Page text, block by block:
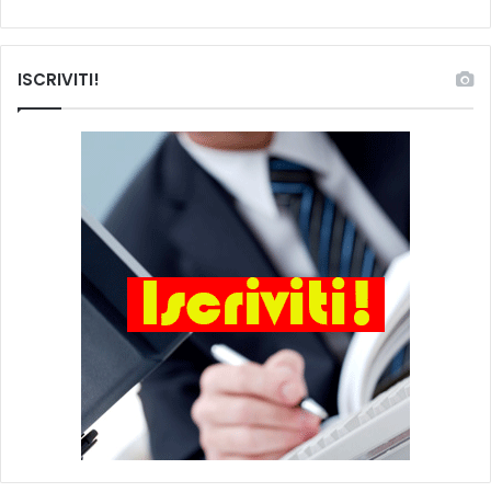
ISCRIVITI!